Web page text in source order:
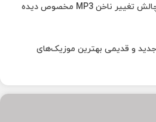
دانلود مجموعه آهنگ برای چالش تغییر ناخن MP3 مخصوص دیده
و قدیمی بهترین موزیک‌های